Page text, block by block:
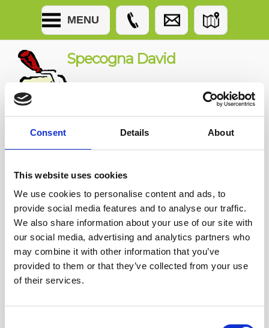
Consent Details About
This website uses cookies
We use cookies to personalise content and ads, to
provide social media features and to analyse our traffic.
We also share information about your use of our site with
our social media, advertising and analytics partners who
may combine it with other information that you’ve
provided to them or that they’ve collected from your use
of their services.
MENU
Specogna David
finitura anticata
Io sono un testo di anteprima.
Utilizza questo spazio per
descrivere brevemente il
contenuto della pagina di
riferimento. Clicca qui per
modificarmi.